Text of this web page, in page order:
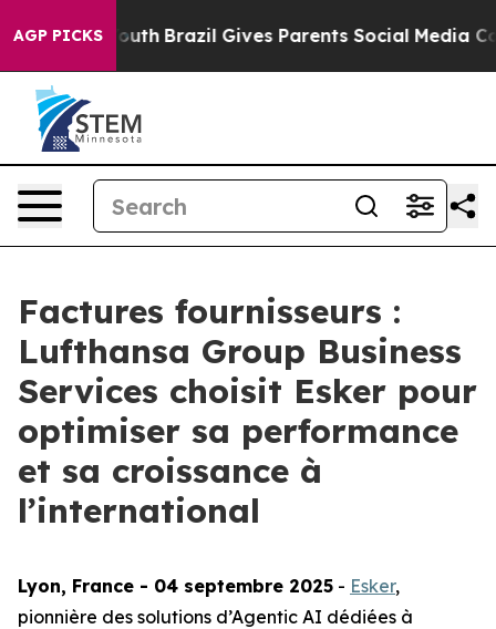
AGP PICKS
to Youth Brazil Gives Parents Social Media
Factures fournisseurs :
Lufthansa Group Business
Services choisit Esker pour
optimiser sa performance
et sa croissance à
l’international
Lyon, France - 04 septembre 2025 - Esker,
pionnière des solutions d’Agentic AI dédiées à